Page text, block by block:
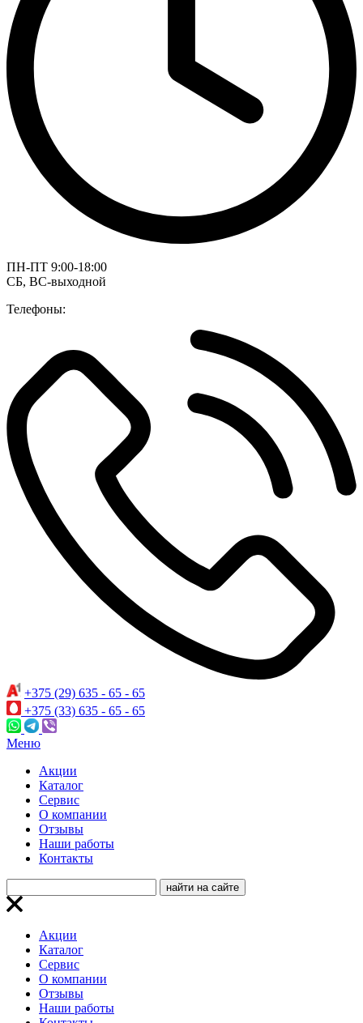
ПН-ПТ 9:00-18:00
СБ, ВС-выходной
Телефоны:
+375 (29) 635 - 65 - 65
+375 (33) 635 - 65 - 65
Меню
Акции
Каталог
Сервис
О компании
Отзывы
Наши работы
Контакты
Акции
Каталог
Сервис
О компании
Отзывы
Наши работы